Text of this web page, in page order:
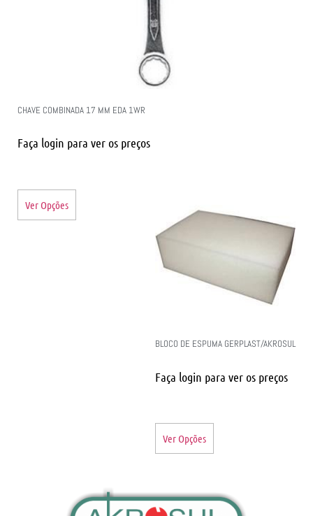
CHAVE COMBINADA 17 MM EDA 1WR
Faça login para ver os preços
Ver Opções
BLOCO DE ESPUMA GERPLAST/AKROSUL
Faça login para ver os preços
Ver Opções